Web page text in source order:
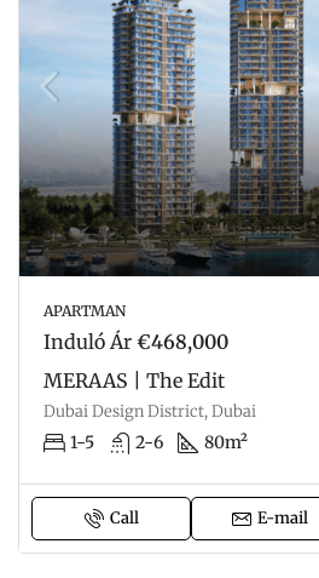
APARTMAN
Induló Ár €468,000
MERAAS | The Edit
Dubai Design District, Dubai
1-5 2-6 80m²
Call E-mail